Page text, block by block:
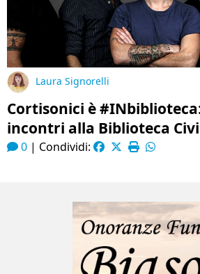
Laura Signorelli
Cortisonici è
incontri alla Biblioteca
0 | Condividi: